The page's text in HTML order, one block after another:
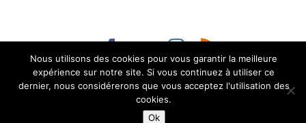
Contact :administration@aurillac.fr |Mentions
légales |Accessibilité non conforme (refonte en
Mairie d'Aurillac
réservés
Nous utilisons des cookies pour vous garantir la meilleure
expérience sur notre site. Si vous continuez à utiliser ce
dernier, nous considérerons que vous acceptez l'utilisation des
cookies.
Ok